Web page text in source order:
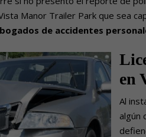
Manor Trailer Park que sea
de accidentes
en
Al
algún